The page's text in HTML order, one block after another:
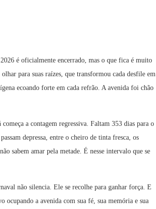
é oficialmente encerrado, mas o que fica é muito
para suas raízes, que transformou cada desfile em
ecoando forte em cada refrão. A avenida foi chão
a contagem regressiva. Faltam 353 dias para o
depressa, entre o cheiro de tinta fresca, os
sabem amar pela metade. É nesse intervalo que se
não silencia. Ele se recolhe para ganhar força. E
ocupando a avenida com sua fé, sua memória e sua